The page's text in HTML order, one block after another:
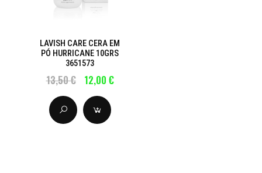
LAVISH CARE CERA EM
PÓ HURRICANE 10GRS
3651573
13,50 € 12,00 €